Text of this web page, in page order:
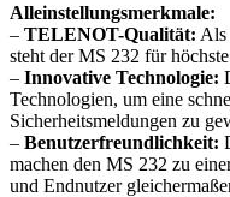
Alleinstellungsmerkmale:
– TELENOT-Qualität: Als
steht der MS 232 für
– Innovative Technologie:
Technologien, um eine
Sicherheitsmeldungen zu
– Benutzerfreundlichkeit:
machen den MS 232 zu
und Endnutzer